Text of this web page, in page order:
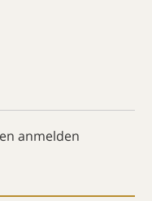
anmelden